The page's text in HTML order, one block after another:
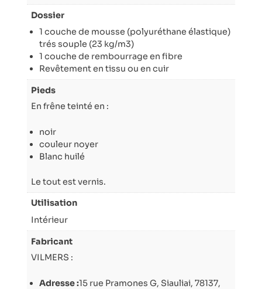
Dossier
1 couche de mousse (polyuréthane élastique)
trés souple (23 kg/m3)
1 couche de rembourrage en fibre
Revêtement en tissu ou en cuir
Pieds
En frêne teinté en :
noir
couleur noyer
Blanc huilé
Le tout est vernis.
Utilisation
Intérieur
Fabricant
VILMERS :
Adresse :15 rue Pramones G, Siauliai, 78137,